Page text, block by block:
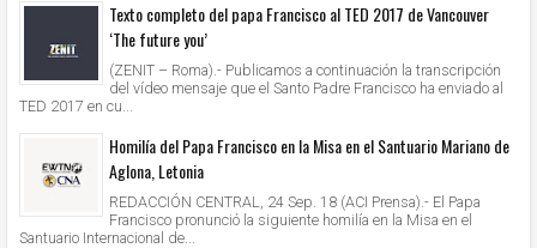
Texto completo del papa Francisco al TED 2017 de Vancouver
‘The future you’
(ZENIT – Roma).- Publicamos a continuación la transcripción
del vídeo mensaje que el Santo Padre Francisco ha enviado al
TED 2017 en cu...
Homilía del Papa Francisco en la Misa en el Santuario Mariano de
Aglona, Letonia
REDACCIÓN CENTRAL, 24 Sep. 18 (ACI Prensa).- El Papa
Francisco pronunció la siguiente homilía en la Misa en el
Santuario Internacional de...